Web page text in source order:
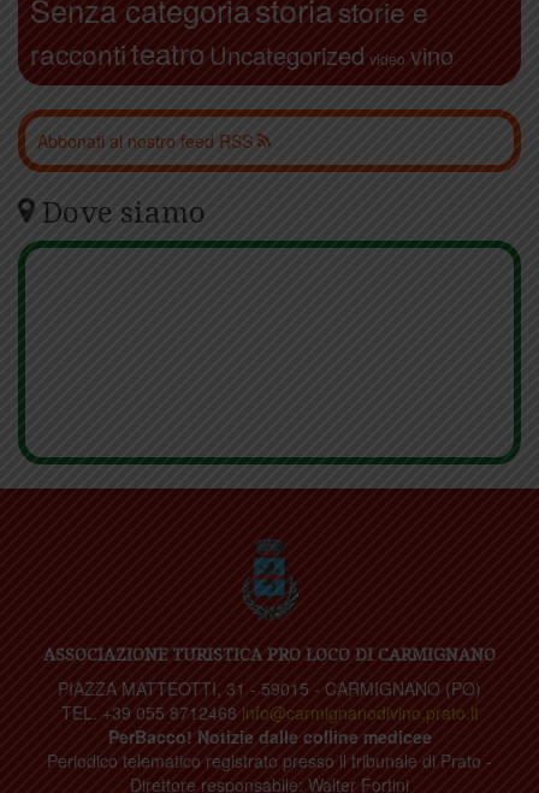
Senza categoria
storie e
raccontiteatro Uncategorized video vino
Abbonati al nostro feed RSS
Dove siamo
ASSOCIAZIONE TURISTICA PRO LOCO DI CARMIGNANO
PIAZZA MATTEOTTI, 31 - 59015 - CARMIGNANO (PO)
TEL. +39 055 8712468 info@carmignanodivino.prato.it
PerBacco! Notizie dalle colline medicee
Periodico telematico registrato presso il tribunale di Prato -
Direttore responsabile: Walter Fortini